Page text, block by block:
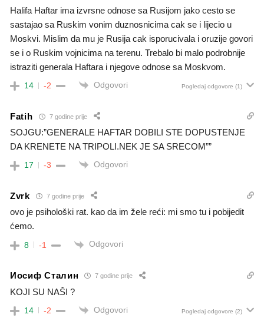
Halifa Haftar ima izvrsne odnose sa Rusijom jako cesto se
sastajao sa Ruskim vonim duznosnicima cak se i lijecio u
Moskvi. Mislim da mu je Rusija cak isporucivala i oruzije govori
se i o Ruskim vojnicima na terenu. Trebalo bi malo podrobnije
istraziti generala Haftara i njegove odnose sa Moskvom.
14 -2 Odgovori Pogledaj odgovore (1)
Fatih 7 godine prije
SOJGU:”GENERALE HAFTAR DOBILI STE DOPUSTENJE
DA KRENETE NA TRIPOLI.NEK JE SA SRECOM””
17 -3 Odgovori
Zvrk 7 godine prije
ovo je psihološki rat. kao da im žele reći: mi smo tu i pobijedit
ćemo.
8 -1 Odgovori
Иосиф Сталин 7 godine prije
KOJI SU NAŠI ?
14 -2 Odgovori Pogledaj odgovore (2)